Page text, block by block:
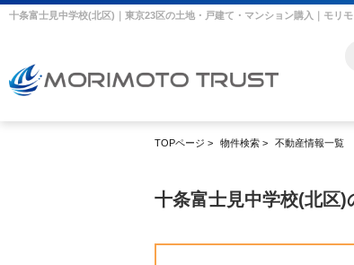
十条富士見中学校(北区)｜東京23区の土地・戸建て・マンション購入｜モリ
TOPページ > 物件検索 > 不動産情報一覧
十条富士見中学校(北区)